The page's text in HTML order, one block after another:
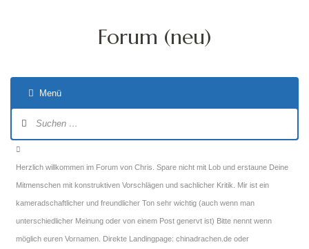
Forum (neu)
Menü
Navigation
Forum-
Breadcrumbs
-
Du
bist
hier:
Herzlich willkommen im Forum von Chris. Spare nicht mit Lob und erstaune Deine
Mitmenschen mit konstruktiven Vorschlägen und sachlicher Kritik. Mir ist ein
kameradschaftlicher und freundlicher Ton sehr wichtig (auch wenn man
unterschiedlicher Meinung oder von einem Post genervt ist) Bitte nennt wenn
möglich euren Vornamen. Direkte Landingpage: chinadrachen.de oder